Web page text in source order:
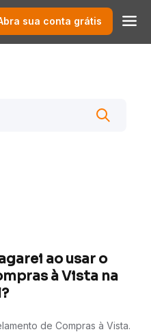
sua conta grátis
ao usar o
à Vista na
de Compras à Vista.​​